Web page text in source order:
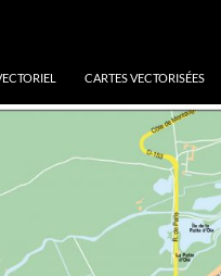
CARTES VECTORISÉES